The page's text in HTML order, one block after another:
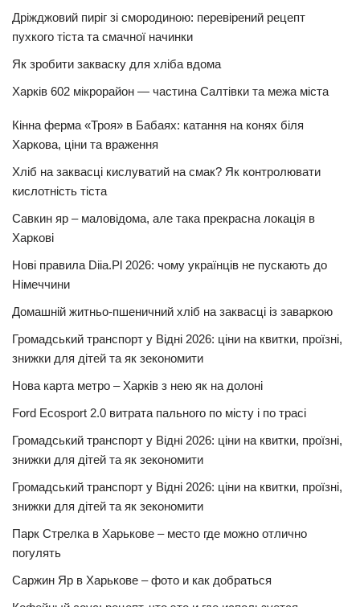
Дріжджовий пиріг зі смородиною: перевірений рецепт
пухкого тіста та смачної начинки
Як зробити закваску для хліба вдома
Харків 602 мікрорайон — частина Салтівки та межа міста
Кінна ферма «Троя» в Бабаях: катання на конях біля
Харкова, ціни та враження
Хліб на заквасці кислуватий на смак? Як контролювати
кислотність тіста
Савкин яр – маловідома, але така прекрасна локація в
Харкові
Нові правила Diia.Pl 2026: чому українців не пускають до
Німеччини
Домашній житньо-пшеничний хліб на заквасці із заваркою
Громадський транспорт у Відні 2026: ціни на квитки, проїзні,
знижки для дітей та як зекономити
Нова карта метро – Харків з нею як на долоні
Ford Ecosport 2.0 витрата пального по місту і по трасі
Громадський транспорт у Відні 2026: ціни на квитки, проїзні,
знижки для дітей та як зекономити
Громадський транспорт у Відні 2026: ціни на квитки, проїзні,
знижки для дітей та як зекономити
Парк Стрелка в Харькове – место где можно отлично
погулять
Саржин Яр в Харькове – фото и как добраться